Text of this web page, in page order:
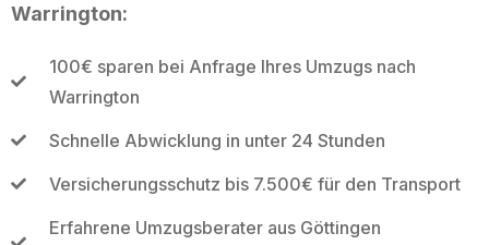
Warrington:
100€ sparen bei Anfrage Ihres Umzugs nach
Warrington
Schnelle Abwicklung in unter 24 Stunden
Versicherungsschutz bis 7.500€ für den Transport
Erfahrene Umzugsberater aus Göttingen